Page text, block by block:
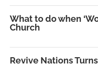
What to do when
Church
Revive Nations